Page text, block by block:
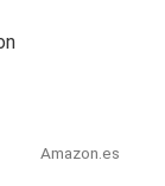
Amazon.es